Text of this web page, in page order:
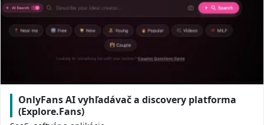
OnlyFans AI vyhľadávač a discovery platforma
(Explore.Fans)